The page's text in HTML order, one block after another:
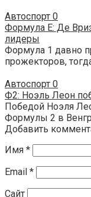
Автоспорт 0
Формула E: Де
лидеры
Формула 1 давно
прожекторов,
Автоспорт 0
Ф2: Ноэль Леон
Победой Ноэля
Формулы 2 в
Добавить
Имя *
Email *
Сайт